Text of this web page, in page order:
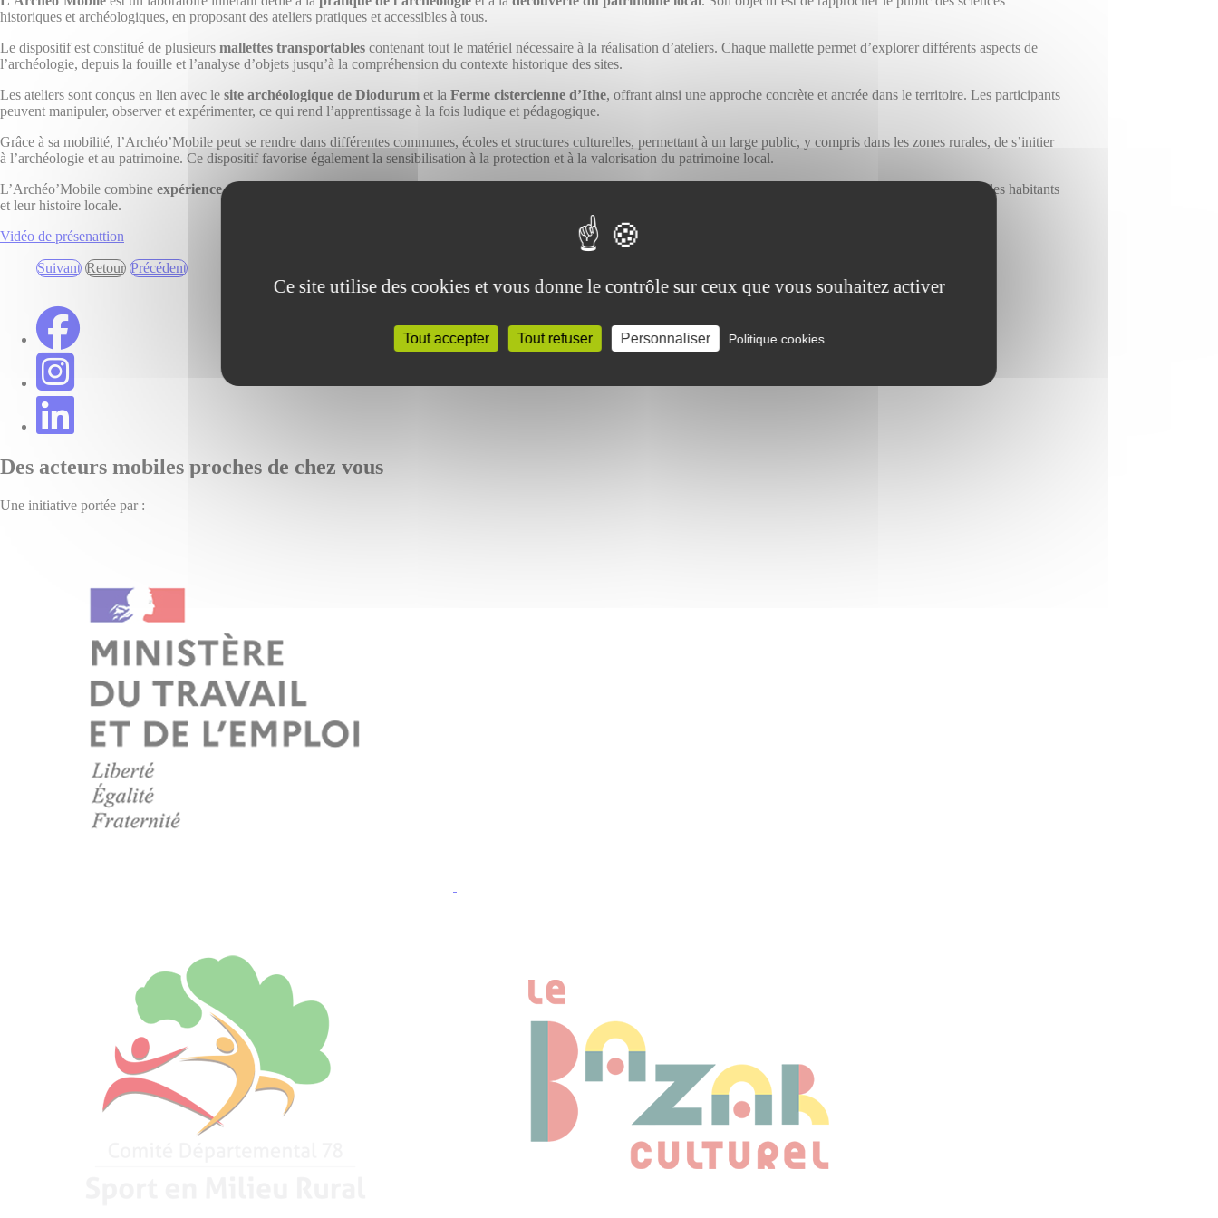
historiques et archéologiques, en proposant des ateliers pratiques et accessibles à tous.
Le dispositif est constitué de plusieurs mallettes transportables contenant tout le matériel nécessaire à la réalisation d’ateliers. Chaque mallette permet d’explorer différents aspects de
l’archéologie, depuis la fouille et l’analyse d’objets jusqu’à la compréhension du contexte historique des sites.
Les ateliers sont conçus en lien avec le site archéologique de Diodurum et la Ferme cistercienne d’Ithe, offrant ainsi une approche concrète et ancrée dans le territoire. Les participants
peuvent manipuler, observer et expérimenter, ce qui rend l’apprentissage à la fois ludique et pédagogique.
Grâce à sa mobilité, l’Archéo’Mobile peut se rendre dans différentes communes, écoles et structures culturelles, permettant à un large public, y compris dans les zones rurales, de s’initier
à l’archéologie et au patrimoine. Ce dispositif favorise également la sensibilisation à la protection et à la valorisation du patrimoine local.
L’Archéo’Mobile combine expérience pratique, découverte et pédagogie
pour faire vivre l’archéologie de manière interactive et participative, créant un véritable lien entre les habitants
et leur histoire locale.
Vidéo de présenattion
Suivant
Suivant
Retour
Retour
Précédent
Des acteurs mobiles proches de chez vous
Une initiative portée par :
Ce site utilise des cookies et vous donne le contrôle sur ceux que vous souhaitez activer
Tout accepter Tout refuser Personnaliser Politique cookies